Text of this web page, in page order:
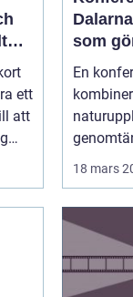
ett
att
som
hjärtat
En
et...
18 mars